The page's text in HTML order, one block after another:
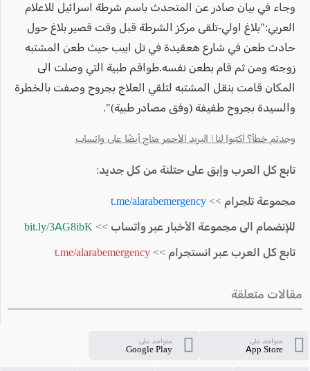
وجاء في بيان صادر عن المتحدث باسم شرطة اسرائيل للاعلام
العربي:"بلاغ اولي-تلقى مركز الشرطة قبل وقت قصير بلاغ حول
حادث طعن في شارع هعقيدة في تل ابيب حيث طعن المشتبه
زوجته ومن ثم قام بطعن نفسه.طواقم طبية التي وصلت الى
المكان قامت بنقل المشتبه لتلقي العلاج بجروح وصفت بالخطرة
والسيدة بجروح طفيفة (وفق مصادر طبية)".
وجدتم خطأ؟ اكتبوا لنا | البريد الأحمر متاح أيضًا على واتساب
تابع كل العرب وإبق على حتلنة من كل جديد:
مجموعة تلجرام >> t.me/alarabemergency
للإنضمام الى مجموعة الأخبار عبر واتساب >> bit.ly/3AG8ibK
تابع كل العرب عبر انستجرام >> t.me/alarabemergency
مقالات متعلقة
متواجد على
App Store
متواجد على
Google Play